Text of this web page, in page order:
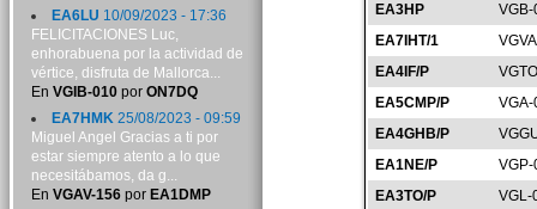
EA3HP
EA7IHT/1
EA4IF/P
EA5CMP/P
EA4GHB/P
EA1NE/P
EA3TO/P
VGL-
EA6LU 10/09/2023 - 17:36
FELICITACIONES Luc,
enhorabuena por la actividad de
vértice, disfruta de Mallorca...
En VGIB-010por ON7DQ
EA7HMK 25/08/2023 - 09:59
Miguel Angel Gracias a ti por
estar siempre atento a lo que
necesitábamos, da g...
En VGAV-156por EA1DMP